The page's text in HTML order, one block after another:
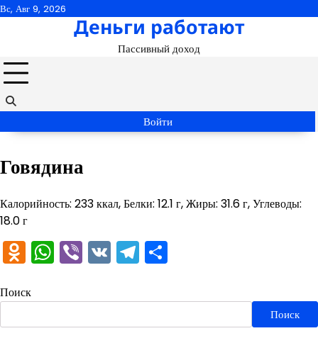
Перейти
Вс, Авг 9, 2026
Деньги работают
Пассивный доход
Войти
Говядина
Калорийность: 233 ккал, Белки: 12.1 г, Жиры: 31.6 г, Углеводы:
18.0 г
Odnoklassniki
WhatsApp
Viber
VKTelegram
Поиск
Поиск